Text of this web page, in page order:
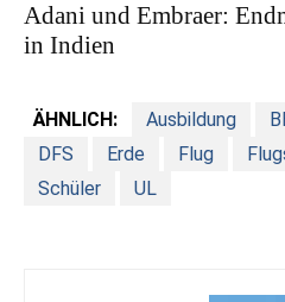
Adani und Embraer:
in Indien
ÄHNLICH: Ausbildung
DFS
Erde Flug
Schüler
UL